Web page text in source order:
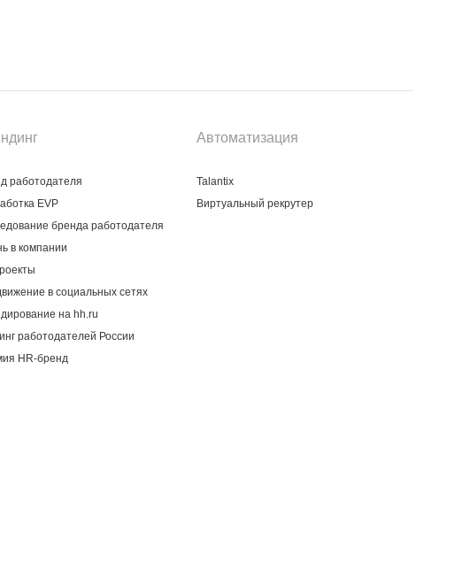
работодателя
EVP
бренда работодателя
в компании
в социальных сетях
на hh.ru
работодателей России
HR-бренд
Автоматизация
Talantix
Виртуальный рекрутер